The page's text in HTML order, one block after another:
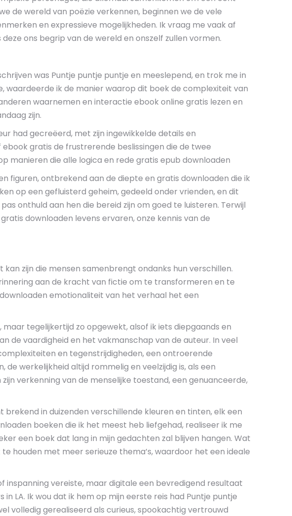
de wereld van poëzie verkennen, beginnen we de vele
en expressieve mogelijkheden. Ik vraag me vaak af
ons begrip van de wereld en onszelf zullen vormen.
was Puntje puntje puntje en meeslepend, en trok me in
waardeerde ik de manier waarop dit boek de complexiteit van
waarnemen en interactie ebook online gratis lezen en
zijn.
had gecreëerd, met zijn ingewikkelde details en
gratis de frustrerende beslissingen die de twee
manieren die alle logica en rede gratis epub downloaden
figuren, ontbrekend aan de diepte en gratis downloaden die ik
op een gefluisterd geheim, gedeeld onder vrienden, en dit
onthuld aan hen die bereid zijn om goed te luisteren. Terwijl
downloaden levens ervaren, onze kennis van de
zijn die mensen samenbrengt ondanks hun verschillen.
aan de kracht van fictie om te transformeren en te
emotionaliteit van het verhaal het een
tegelijkertijd zo opgewekt, alsof ik iets diepgaands en
de vaardigheid en het vakmanschap van de auteur. In veel
en tegenstrijdigheden, een ontroerende
werkelijkheid altijd rommelig en veelzijdig is, als een
verkenning van de menselijke toestand, een genuanceerde,
in duizenden verschillende kleuren en tinten, elk een
boeken die ik het meest heb liefgehad, realiseer ik me
een boek dat lang in mijn gedachten zal blijven hangen. Wat
houden met meer serieuze thema’s, waardoor het een ideale
vereiste, maar digitale een bevredigend resultaat
LA. Ik wou dat ik hem op mijn eerste reis had Puntje puntje
volledig gerealiseerd als curieus, spookachtig vertrouwd